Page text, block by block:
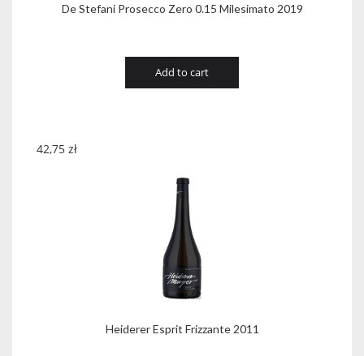
De Stefani Prosecco Zero 0.15 Milesimato 2019
Add to cart
Heiderer Esprit Frizzante 2011
42,75 zł